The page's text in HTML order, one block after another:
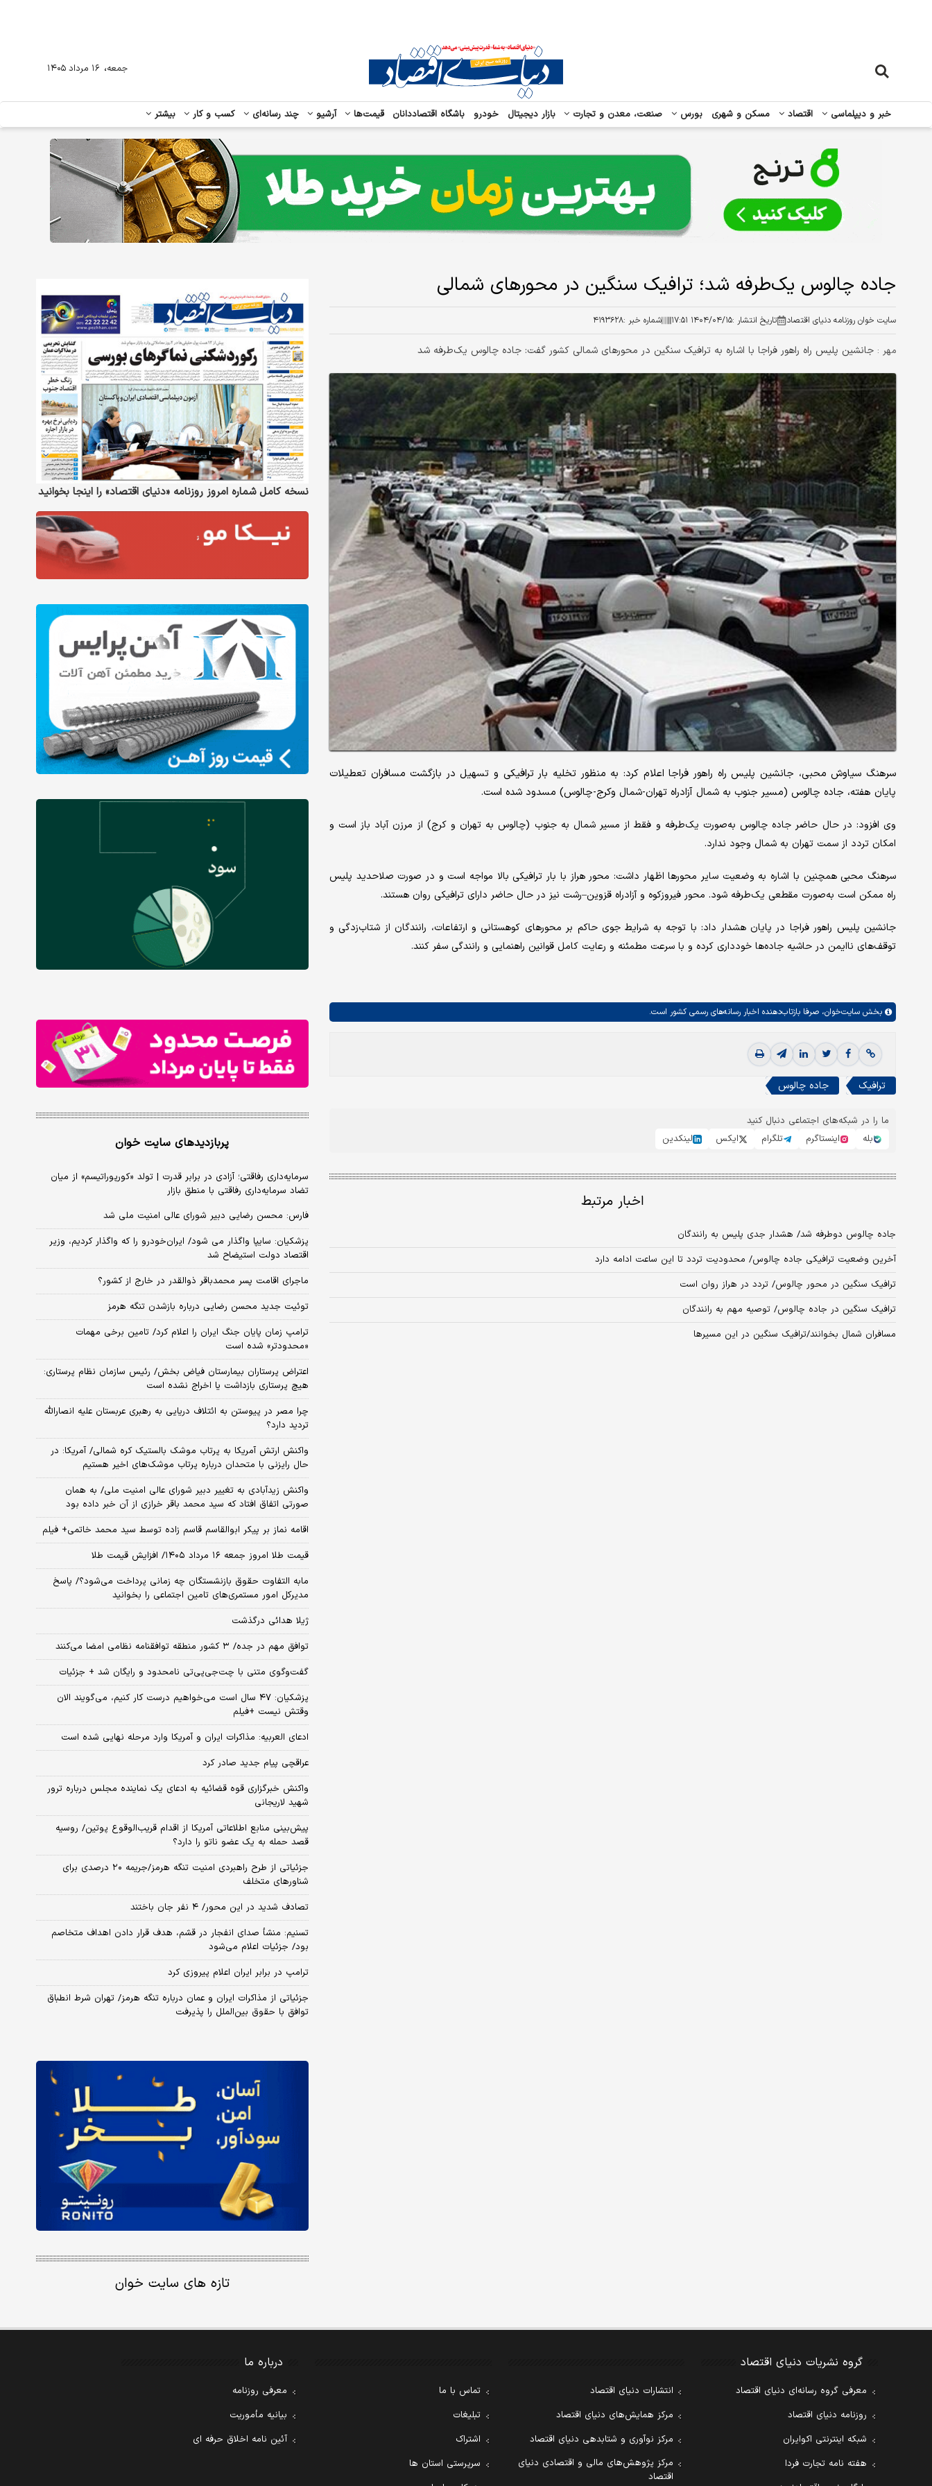
خبر و دیپلماسی اقتصاد مسکن و شهری بورس صنعت، معدن و تجارت بازار دیجیتال خودرو باشگاه اقتصاددانان قیمت‌ها آرشیو چند رسانه‌ای کسب و کار بیشتر
جمعه، ۱۶ مرداد ۱۴۰۵
جاده چالوس یک‌طرفه شد؛ ترافیک سنگین در محورهای شمالی
سایت خوان روزنامه دنیای اقتصاد تاریخ انتشار :۱۴۰۴/۰۴/۱۵ ۱۷:۵۱ شماره خبر :۴۱۹۳۶۲۸
مهر : جانشین پلیس راه راهور فراجا با اشاره به ترافیک سنگین در محورهای شمالی کشور گفت: جاده چالوس یک‌طرفه شد
سرهنگ سیاوش محبی، جانشین پلیس راه راهور فراجا اعلام کرد: به منظور تخلیه بار ترافیکی و تسهیل در بازگشت مسافران تعطیلات
پایان هفته، جاده چالوس (مسیر جنوب به شمال آزادراه تهران-شمال وکرج-چالوس) مسدود شده است.
وی افزود: در حال حاضر جاده چالوس به‌صورت یک‌طرفه و فقط از مسیر شمال به جنوب (چالوس به تهران و کرج) از مرزن آباد باز است و
امکان تردد از سمت تهران به شمال وجود ندارد.
سرهنگ محبی همچنین با اشاره به وضعیت سایر محورها اظهار داشت: محور هراز با بار ترافیکی بالا مواجه است و در صورت صلاحدید پلیس
راه ممکن است به‌صورت مقطعی یک‌طرفه شود. محور فیروزکوه و آزادراه قزوین–رشت نیز در حال حاضر دارای ترافیکی روان هستند.
جانشین پلیس راهور فراجا در پایان هشدار داد: با توجه به شرایط جوی حاکم بر محورهای کوهستانی و ارتفاعات، رانندگان از شتاب‌زدگی و
توقف‌های ناایمن در حاشیه جاده‌ها خودداری کرده و با سرعت مطمئنه و رعایت کامل قوانین راهنمایی و رانندگی سفر کنند.
بخش سایت‌خوان، صرفا بازتاب‌دهنده اخبار رسانه‌های رسمی کشور است.
ترافیک جاده چالوس
ما را در شبکه‌های اجتماعی دنبال کنید
بله
اینستاگرم تلگرام ایکس لینکدین
اخبار مرتبط
جاده چالوس دوطرفه شد/ هشدار جدی پلیس به رانندگان
آخرین وضعیت ترافیکی جاده چالوس/ محدودیت تردد تا این ساعت ادامه دارد
ترافیک سنگین در محور چالوس/ تردد در هراز روان است
ترافیک سنگین در جاده چالوس/ توصیه مهم به رانندگان
مسافران شمال بخوانند/ترافیک سنگین در این مسیرها
نسخه کامل شماره امروز روزنامه «دنیای‌ اقتصاد» را اینجا بخوانید
پربازدیدهای سایت خوان
سرمایه‌داری رفاقتی؛ آزادی در برابر قدرت | تولد «کورپوراتیسم» از میان
تضاد سرمایه‌داری رفاقتی با منطق بازار
فارس: محسن رضایی دبیر شورای عالی امنیت ملی شد
پزشکیان: سایپا واگذار می شود/ ایران‌خودرو را که واگذار کردیم، وزیر
اقتصاد دولت استیضاح شد
ماجرای اقامت پسر محمدباقر ذوالقدر در خارج از کشور؟
توئیت جدید محسن رضایی درباره بازشدن تنگه هرمز
ترامپ زمان پایان جنگ ایران را اعلام کرد/ تامین برخی مهمات
«محدودتر» شده است
اعتراض پرستاران بیمارستان فیاض بخش/ رئیس سازمان نظام پرستاری:
هیچ پرستاری بازداشت یا اخراج نشده است
چرا مصر در پیوستن به ائتلاف دریایی به رهبری عربستان علیه انصارالله
تردید دارد؟
واکنش ارتش آمریکا به پرتاب موشک بالستیک کره شمالی/ آمریکا: در
حال رایزنی با متحدان درباره پرتاب موشک‌های اخیر هستیم
واکنش زیدآبادی به تغییر دبیر شورای عالی امنیت ملی/ به همان
صورتی اتفاق افتاد که سید محمد باقر خرازی از آن خبر داده بود
اقامه نماز بر پیکر ابوالقاسم قاسم زاده توسط سید محمد خاتمی+ فیلم
قیمت طلا امروز جمعه ۱۶ مرداد ۱۴۰۵/ افزایش قیمت طلا
مابه التفاوت حقوق بازنشستگان چه زمانی پرداخت می‌شود؟/ پاسخ
مدیرکل امور مستمری‌های تامین اجتماعی را بخوانید
ژیلا هدائی درگذشت
توافق مهم در جده/ ۳ کشور منطقه توافقنامه نظامی امضا می‌کنند
گفت‌وگوی متنی با چت‌جی‌پی‌تی نامحدود و رایگان شد + جزئیات
پزشکیان: ۴۷ سال است می‌خواهیم درست کار کنیم، می‌گویند الان
وقتش نیست +فیلم
ادعای العربیه: مذاکرات ایران و آمریکا وارد مرحله نهایی شده است
عراقچی پیام جدید صادر کرد
واکنش خبرگزاری قوه قضائیه به ادعای یک نماینده مجلس درباره ترور
شهید لاریجانی
پیش‌بینی منابع اطلاعاتی آمریکا از اقدام قریب‌الوقوع پوتین/ روسیه
قصد حمله به یک عضو ناتو را دارد؟
جزئیاتی از طرح راهبردی امنیت تنگه هرمز/جریمه ۲۰ درصدی برای
شناورهای متخلف
تصادف شدید در این محور/ ۴ نفر جان باختند
تسنیم: منشأ صدای انفجار در قشم، هدف قرار دادن اهداف متخاصم
بود/ جزئیات اعلام می‌شود
ترامپ در برابر ایران اعلام پیروزی کرد
جزئیاتی از مذاکرات ایران و عمان درباره تنگه هرمز/ تهران شرط انطباق
توافق با حقوق بین‌الملل را پذیرفت
تازه های سایت خوان
گروه نشریات دنیای اقتصاد
معرفی گروه رسانه‌ای دنیای اقتصاد
روزنامه دنیای اقتصاد
شبکه اینترنتی اکوایران
هفته نامه تجارت فردا
انتشارات دنیای اقتصاد
مرکز همایش‌های دنیای اقتصاد
مرکز نوآوری و شتابدهی دنیای اقتصاد
مرکز پژوهش‌های مالی و اقتصادی دنیای
اقتصاد
تماس با ما
تبلیغات
اشتراک
سرپرستی استان ها
درباره ما
معرفی روزنامه
بیانیه مأموریت
آئین نامه اخلاق حرفه ای